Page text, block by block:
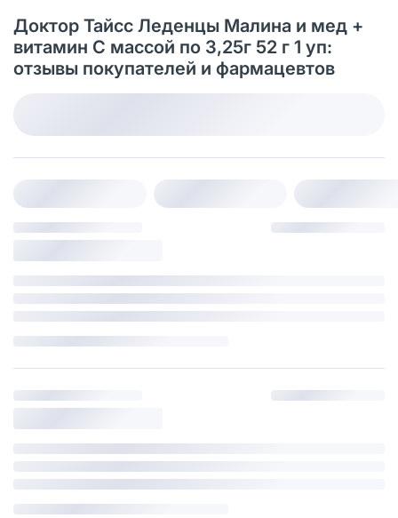
Доктор Тайсс Леденцы Малина и мед +
витамин С массой по 3,25г 52 г 1 уп:
отзывы покупателей и фармацевтов